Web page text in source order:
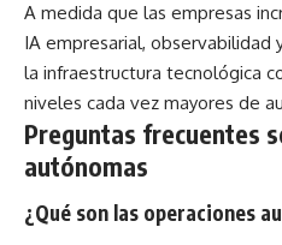
A medida que las empresas
IA empresarial, observabilidad
la infraestructura tecnológica
niveles cada vez mayores de
Preguntas frecuentes
autónomas
¿Qué son las operaciones